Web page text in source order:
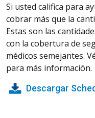
Si usted califica para
cobrar más que la
Estas son las
con la cobertura de
médicos semejantes.
para más información.
Descargar